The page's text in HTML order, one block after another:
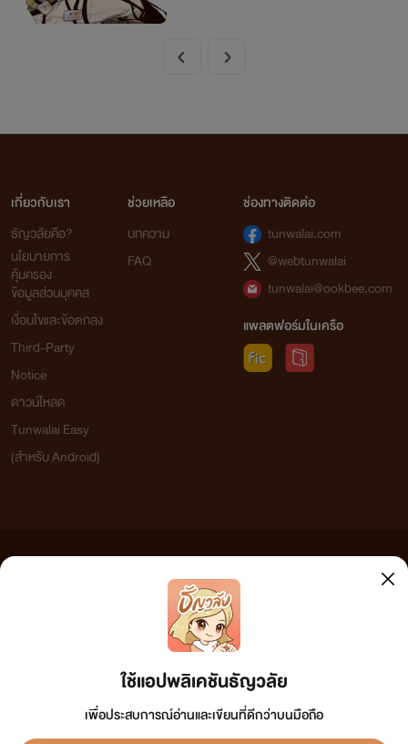
ใช้แอปพลิเคชันธัญวลัย
เพื่อประสบการณ์อ่านและเขียนที่ดีกว่าบนมือถือ
เกี่ยวกับเรา
ธัญวลัยคือ?
นโยบายการ
คุ้มครอง
ข้อมูลส่วนบุคคล
เงื่อนไขและข้อตกลง
Third-Party
Notice
ดาวน์โหลด
Tunwalai Easy
(สำหรับ Android)
ช่วยเหลือ
บทความ
FAQ
ช่องทางติดต่อ
tunwalai.com
@webtunwalai
tunwalai@ookbee.com
แพลตฟอร์มในเครือ
เว็บไซต์แห่งนี้ไม่ได้เห็นด้วยและไม่ขอรับผิดชอบต่อข้อความใดๆ ทั้งสิ้น ดังนั้นผู้อ่านทุกท่านโปรดใช้
วิจารณญาณในการกลั่นกรองด้วยตนเอง และหากท่านพบข้อความใดๆ ที่ขัดต่อกฎหมายและศีลธรรม
กรุณาแจ้งมาที่ tunwalai@ookbee.com เพื่อทีมงานจะได้ดำเนินการในทันที ทั้งนี้ ทางเว็บไซต์ขอสงวน
ลิขสิทธิ์ตามพระราชบัญญัติลิขสิทธิ์ (ฉบับเพิ่มเติม) พ.ศ.2558